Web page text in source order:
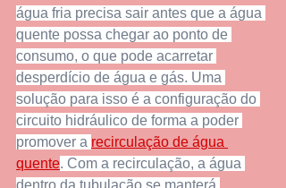
água fria precisa sair antes que a água
quente possa chegar ao ponto de
consumo, o que pode acarretar
desperdício de água e gás. Uma
solução para isso é a configuração do
circuito hidráulico de forma a poder
promover a recirculação de água
quente. Com a recirculação, a água
dentro da tubulação se manterá